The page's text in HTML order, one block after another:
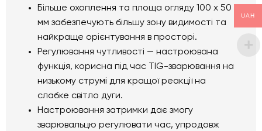
Більше охоплення та площа огляду 100 х 50
мм забезпечують більшу зону видимості та
найкраще орієнтування в просторі.
Регулювання чутливості — настроювана
функція, корисна під час TIG-зварювання на
низькому струмі для кращої реакції на
слабке світло дуги.
Настроювання затримки дає змогу
зварювальцю регулювати час, упродовж
UAH